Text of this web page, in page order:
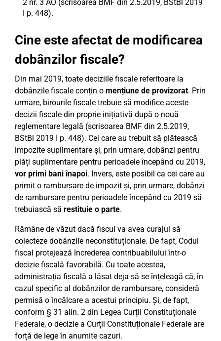
2 nr. 3 AO (scrisoarea BMF din 2.5.2019, BStBl 2019
I p. 448).
Cine este afectat de modificarea
dobânzilor fiscale?
Din mai 2019, toate deciziile fiscale referitoare la
dobânzile fiscale conțin o mențiune de provizorat. Prin
urmare, birourile fiscale trebuie să modifice aceste
decizii fiscale din proprie inițiativă după o nouă
reglementare legală (scrisoarea BMF din 2.5.2019,
BStBl 2019 I p. 448). Cei care au trebuit să plătească
impozite suplimentare și, prin urmare, dobânzi pentru
plăți suplimentare pentru perioadele începând cu 2019,
vor primi bani înapoi. Invers, este posibil ca cei care au
primit o rambursare de impozit și, prin urmare, dobânzi
de rambursare pentru perioadele începând cu 2019 să
trebuiască să restituie o parte.
Rămâne de văzut dacă fiscul va avea curajul să
colecteze dobânzile neconstituționale. De fapt, Codul
fiscal protejează încrederea contribuabilului într-o
decizie fiscală favorabilă. Cu toate acestea,
administrația fiscală a lăsat deja să se înțeleagă că, în
cazul specific al dobânzilor de rambursare, consideră
permisă o încălcare a acestui principiu. Și, de fapt,
conform § 31 alin. 2 din Legea Curții Constituționale
Federale, o decizie a Curții Constituționale Federale are
forță de lege în anumite cazuri.